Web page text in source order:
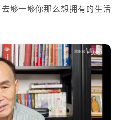
够一够你那么想拥有的生活